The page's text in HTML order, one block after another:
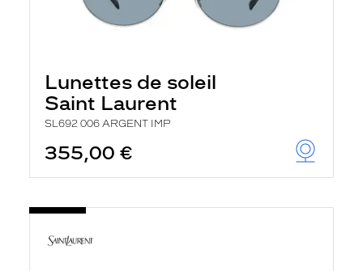
Lunettes de soleil
Saint Laurent
SL692 006 ARGENT IMP
355,00 €